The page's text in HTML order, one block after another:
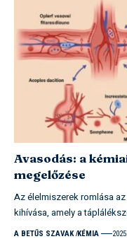
Avasodás: a
megelőzése
Az élelmiszerek romlása
kihívása, amely a
A BETŰS SZAVAK KÉMIA